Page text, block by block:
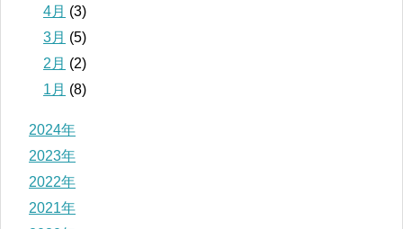
4月 (3)
3月 (5)
2月 (2)
1月 (8)
2024年
2023年
2022年
2021年